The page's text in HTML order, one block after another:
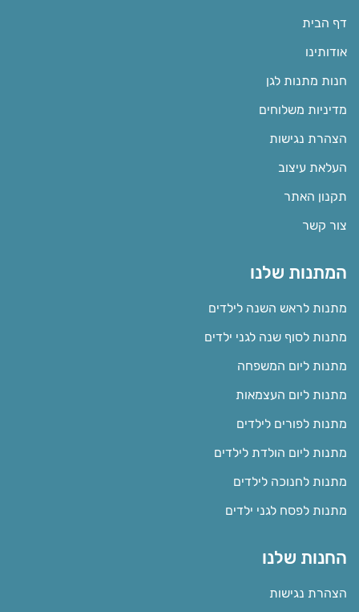
דף הבית
אודותינו
חנות מתנות לגן
מדיניות משלוחים
הצהרת נגישות
העלאת עיצוב
תקנון האתר
צור קשר
המתנות שלנו
מתנות לראש השנה לילדים
מתנות לסוף שנה לגני ילדים
מתנות ליום המשפחה
מתנות ליום העצמאות
מתנות לפורים לילדים
מתנות ליום הולדת לילדים
מתנות לחנוכה לילדים
מתנות לפסח לגני ילדים
החנות שלנו
הצהרת נגישות